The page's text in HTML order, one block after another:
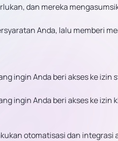
dan mereka
Anda, lalu memberi
ingin Anda beri akses ke izin
ingin Anda beri akses ke izin
otomatisasi dan integrasi